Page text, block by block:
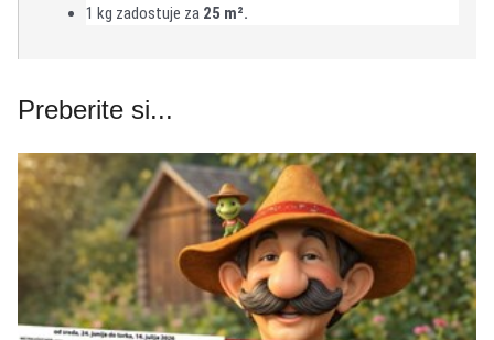
1 kg zadostuje za 25 m².
Preberite si...